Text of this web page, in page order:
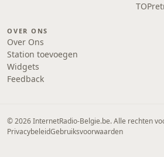
OVER ONS
Over Ons
Station toevoegen
Widgets
Feedback
© 2026 InternetRadio-Belgie.be. Alle rechten
PrivacybeleidGebruiksvoorwaarden